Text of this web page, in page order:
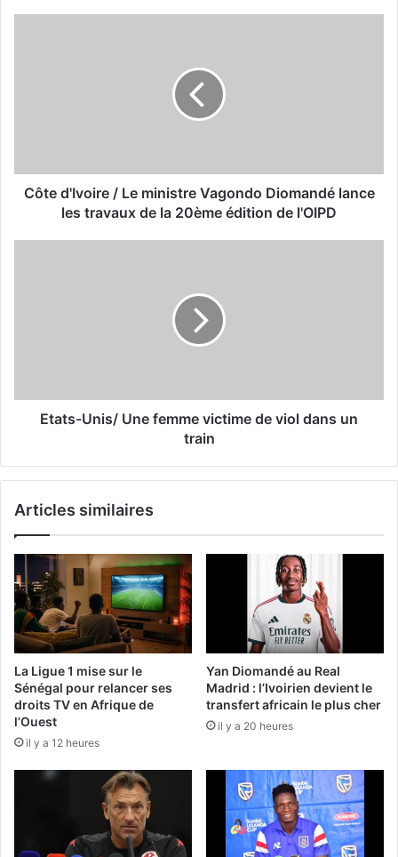
Côte d'Ivoire / Le ministre Vagondo Diomandé lance
les travaux de la 20ème édition de l'OIPD
Etats-Unis/ Une femme victime de viol dans un
train
Articles similaires
La Ligue 1 mise sur le
Sénégal pour relancer ses
droits TV en Afrique de
l’Ouest
il y a 12 heures
Yan Diomandé au Real
Madrid : l’Ivoirien devient le
transfert africain le plus cher
il y a 20 heures